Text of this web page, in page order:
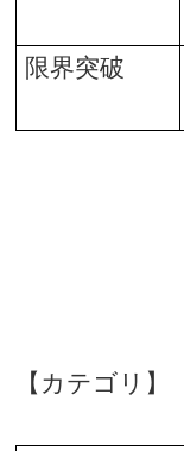
限界突破
【カテゴリ】